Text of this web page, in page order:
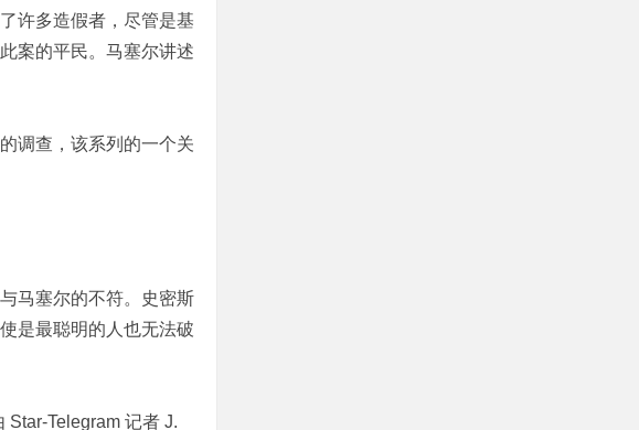
许多造假者，尽管是基
案的平民。马塞尔讲述
调查，该系列的一个关
马塞尔的不符。史密斯
是最聪明的人也无法破
Star-Telegram 记者 J.